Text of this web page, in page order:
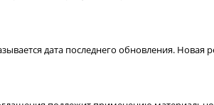
дата последнего обновления. Новая